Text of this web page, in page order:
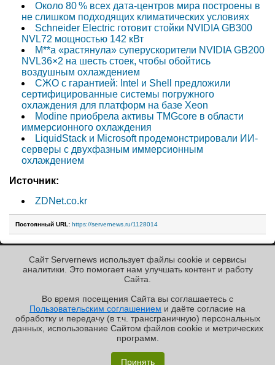
«Графиня»: как Grafana, только лучше?
✖
Около 80 % всех дата-центров мира построены в
не слишком подходящих климатических условиях
Schneider Electric готовит стойки NVIDIA GB300
NVL72 мощностью 142 кВт
M**a «растянула» суперускорители NVIDIA GB200
NVL36×2 на шесть стоек, чтобы обойтись
воздушным охлаждением
СЖО с гарантией: Intel и Shell предложили
сертифицированные системы погружного
охлаждения для платформ на базе Xeon
Modine приобрела активы TMGcore в области
иммерсионного охлаждения
LiquidStack и Microsoft продемонстрировали ИИ-
серверы с двухфазным иммерсионным
охлаждением
Источник:
ZDNet.co.kr
Постоянный URL: https://servernews.ru/1128014
« Назад к ленте
РЕКЛАМА • ООО «ЛАБОРАТОРИЯ ЧИСЛИТЕЛЬ»
Copyright ©2010-2026
Servernews.Пользовательское
соглашение
/var/contact
Сайт Servernews использует файлы cookie и сервисы
аналитики. Это помогает нам улучшать контент и работу
Cайта.
Во время посещения Cайта вы соглашаетесь с
Пользовательским соглашением и даёте согласие на
обработку и передачу (в т.ч. трансграничную) персональных
данных, использование Cайтом файлов cookie и метрических
программ.
Принять